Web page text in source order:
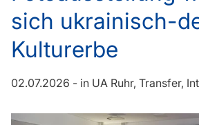
sich ukrainisch-
Kulturerbe
02.07.2026 - in UA Ruhr Transfer